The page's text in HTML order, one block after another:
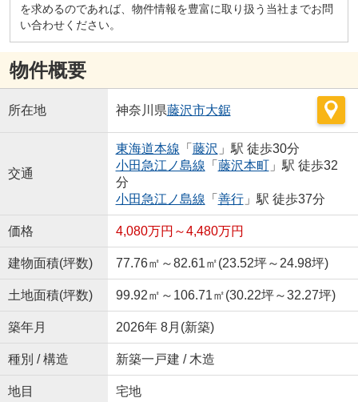
を求めるのであれば、物件情報を豊富に取り扱う当社までお問
い合わせください。
物件概要
所在地 神奈川県藤沢市大鋸
交通
東海道本線 「 藤沢 」駅 徒歩30分
小田急江ノ島線 「 藤沢本町」駅 徒歩32
分
小田急江ノ島線 「 善行」駅 徒歩37分
価格 4,080万円～4,480万円
建物面積(坪数) 77.76㎡～82.61㎡(23.52坪～24.98坪)
土地面積(坪数) 99.92㎡～106.71㎡(30.22坪～32.27坪)
築年月 2026年 8月(新築)
種別 / 構造 新築一戸建 / 木造
地目 宅地